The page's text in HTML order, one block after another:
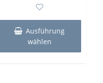
Ausführung
wählen